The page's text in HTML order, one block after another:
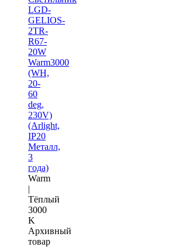
LGD-
GELIOS-
2TR-
R67-
20W
Warm3000
(WH,
20-
60
deg,
230V)
(Arlight,
IP20
Металл,
3
года)
Warm
|
Тёплый
3000
K
Архивный
товар